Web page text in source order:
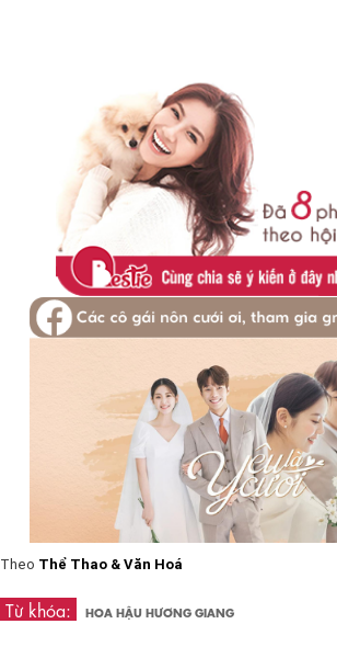
Theo Thể Thao & Văn Hoá
Từ khóa: HOA HẬU HƯƠNG GIANG